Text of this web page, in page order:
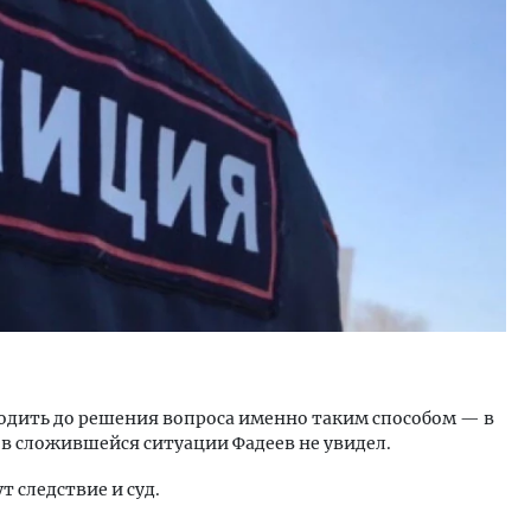
до решения вопроса именно таким способом — в
сложившейся ситуации Фадеев не увидел.
следствие и суд.
новые берега. Гендиректор
инициативы» Юрий
— о том, как девелоперу
на плаву, когда рынок
Архитектурный код
земли. Мощение
плитами становится
стандартом
СТРОИТЕЛЬСТВО